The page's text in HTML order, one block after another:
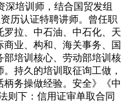
深培训师，结合国贸发组
历认证特聘讲师。曾任职
拉、中石油、中石化、天
业、构和、海关事务、国
部培训核心、劳动部培训核
持久的培训取征询工做，
务操做经验。安全》《中
则下：信用证审单取合同